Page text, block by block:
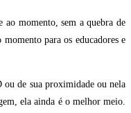
ao momento, sem a quebra de
para os educadores e
ou de sua proximidade ou nela
ela ainda é o melhor meio.